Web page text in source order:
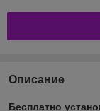
Описание
Бесплатно